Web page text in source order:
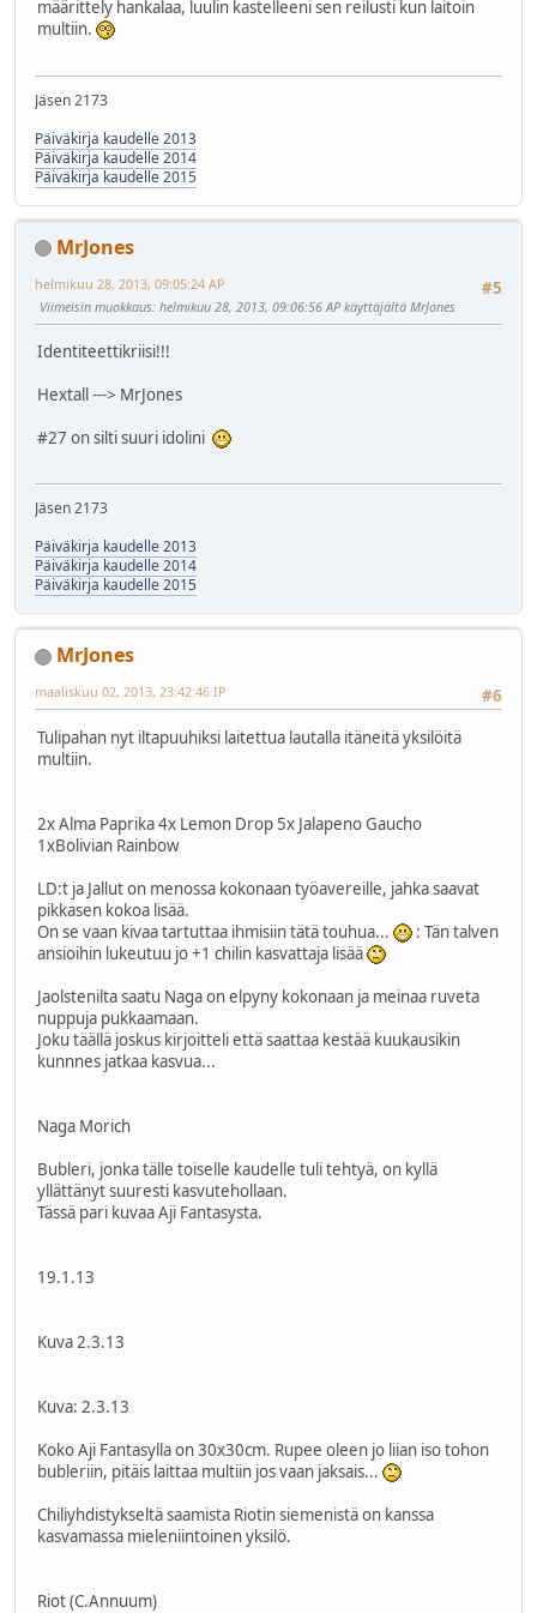
määrittely hankalaa, luulin kastelleeni sen reilusti kun laitoin
multiin.
Jäsen 2173
Päiväkirja kaudelle 2013
Päiväkirja kaudelle 2014
Päiväkirja kaudelle 2015
MrJones
#5
helmikuu 28, 2013, 09:05:24 AP
Viimeisin muokkaus: helmikuu 28, 2013, 09:06:56 AP käyttäjältä MrJones
Identiteettikriisi!!!
Hextall ---> MrJones
#27 on silti suuri idolini
Jäsen 2173
Päiväkirja kaudelle 2013
Päiväkirja kaudelle 2014
Päiväkirja kaudelle 2015
MrJones
#6
maaliskuu 02, 2013, 23:42:46 IP
Tulipahan nyt iltapuuhiksi laitettua lautalla itäneitä yksilöitä
multiin.
2x Alma Paprika 4x Lemon Drop 5x Jalapeno Gaucho
1xBolivian Rainbow
LD:t ja Jallut on menossa kokonaan työavereille, jahka saavat
pikkasen kokoa lisää.
On se vaan kivaa tartuttaa ihmisiin tätä touhua...
: Tän talven
ansioihin lukeutuu jo +1 chilin kasvattaja lisää
Jaolstenilta saatu Naga on elpyny kokonaan ja meinaa ruveta
nuppuja pukkaamaan.
Joku täällä joskus kirjoitteli että saattaa kestää kuukausikin
kunnnes jatkaa kasvua...
Naga Morich
Bubleri, jonka tälle toiselle kaudelle tuli tehtyä, on kyllä
yllättänyt suuresti kasvutehollaan.
Tässä pari kuvaa Aji Fantasysta.
19.1.13
Kuva 2.3.13
Kuva: 2.3.13
Koko Aji Fantasylla on 30x30cm. Rupee oleen jo liian iso tohon
bubleriin, pitäis laittaa multiin jos vaan jaksais...
Chiliyhdistykseltä saamista Riotin siemenistä on kanssa
kasvamassa mieleniintoinen yksilö.
Riot (C.Annuum)